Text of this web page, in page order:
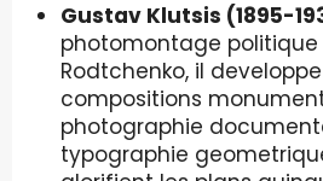
Gustav Klutsis (1895-
photomontage
Rodtchenko, il
compositions
photographie
typographie